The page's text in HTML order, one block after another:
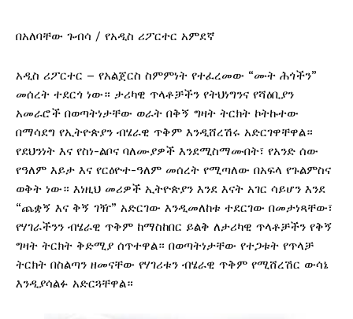
በአለባቸው ጉብሳ / የአዲስ ሪፖርተር አምደኛ
አዲስ ሪፖርተር – የአልጀርስ ስምምነት የተፈረመው “ሙት ሕጎችን”
መሰረት ተደርጎ ነው። ታሪካዊ ጥላቶቻችን የትህነግንና የሻዕቢያን
አመራሮች በወጣትነታቸው ወራት በቅኝ ግዛት ትርክት ኮትኩተው
በማሳደግ የኢትዮጵያን ብሄራዊ ጥቅም እንዲሸረሽሩ አድርገዋቸዋል።
የደህንነት እና የስነ-ልቦና ባለሙያዎች እንደሚስማሙበት፣ የአንድ ሰው
የዓለም እይታ እና የርዕዮተ-ዓለም መሰረት የሚጣለው በአፍላ የጉልምስና
ወቅት ነው። እነዚህ መሪዎች ኢትዮጵያን እንደ እናት አገር ሳይሆን እንደ
“ጨቋኝ እና ቅኝ ገዥ” አድርገው እንዲመለከቱ ተደርገው በመታነጻቸው፣
የሃገራችንን ብሄራዊ ጥቅም ከማስከበር ይልቅ ለታሪካዊ ጥላቶቻችን የቅኝ
ግዛት ትርክት ቅድሚያ ሰጥተዋል። በወጣትነታቸው የተጋቱት የጥላቻ
ትርክት በስልጣን ዘመናቸው የሃገሪቱን ብሄራዊ ጥቅም የሚሸረሽር ውሳኔ
እንዲያሳልፉ አድርጓቸዋል።